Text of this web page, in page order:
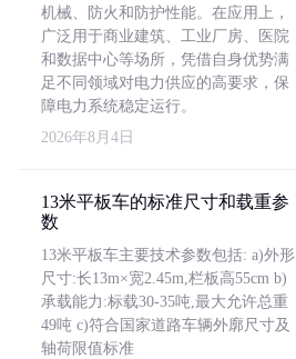
机械、防火和防护性能。在应用上，
广泛用于商业建筑、工业厂房、医院
和数据中心等场所，凭借自身优势满
足不同领域对电力供应的高要求，保
障电力系统稳定运行。
2026年8月4日
13米平板车的标准尺寸和载重参
数
13米平板车主要技术参数包括: a)外形
尺寸:长13m×宽2.45m,栏板高55cm b)
承载能力:标载30-35吨,最大允许总重
49吨 c)符合国家道路车辆外廓尺寸及
轴荷限值标准